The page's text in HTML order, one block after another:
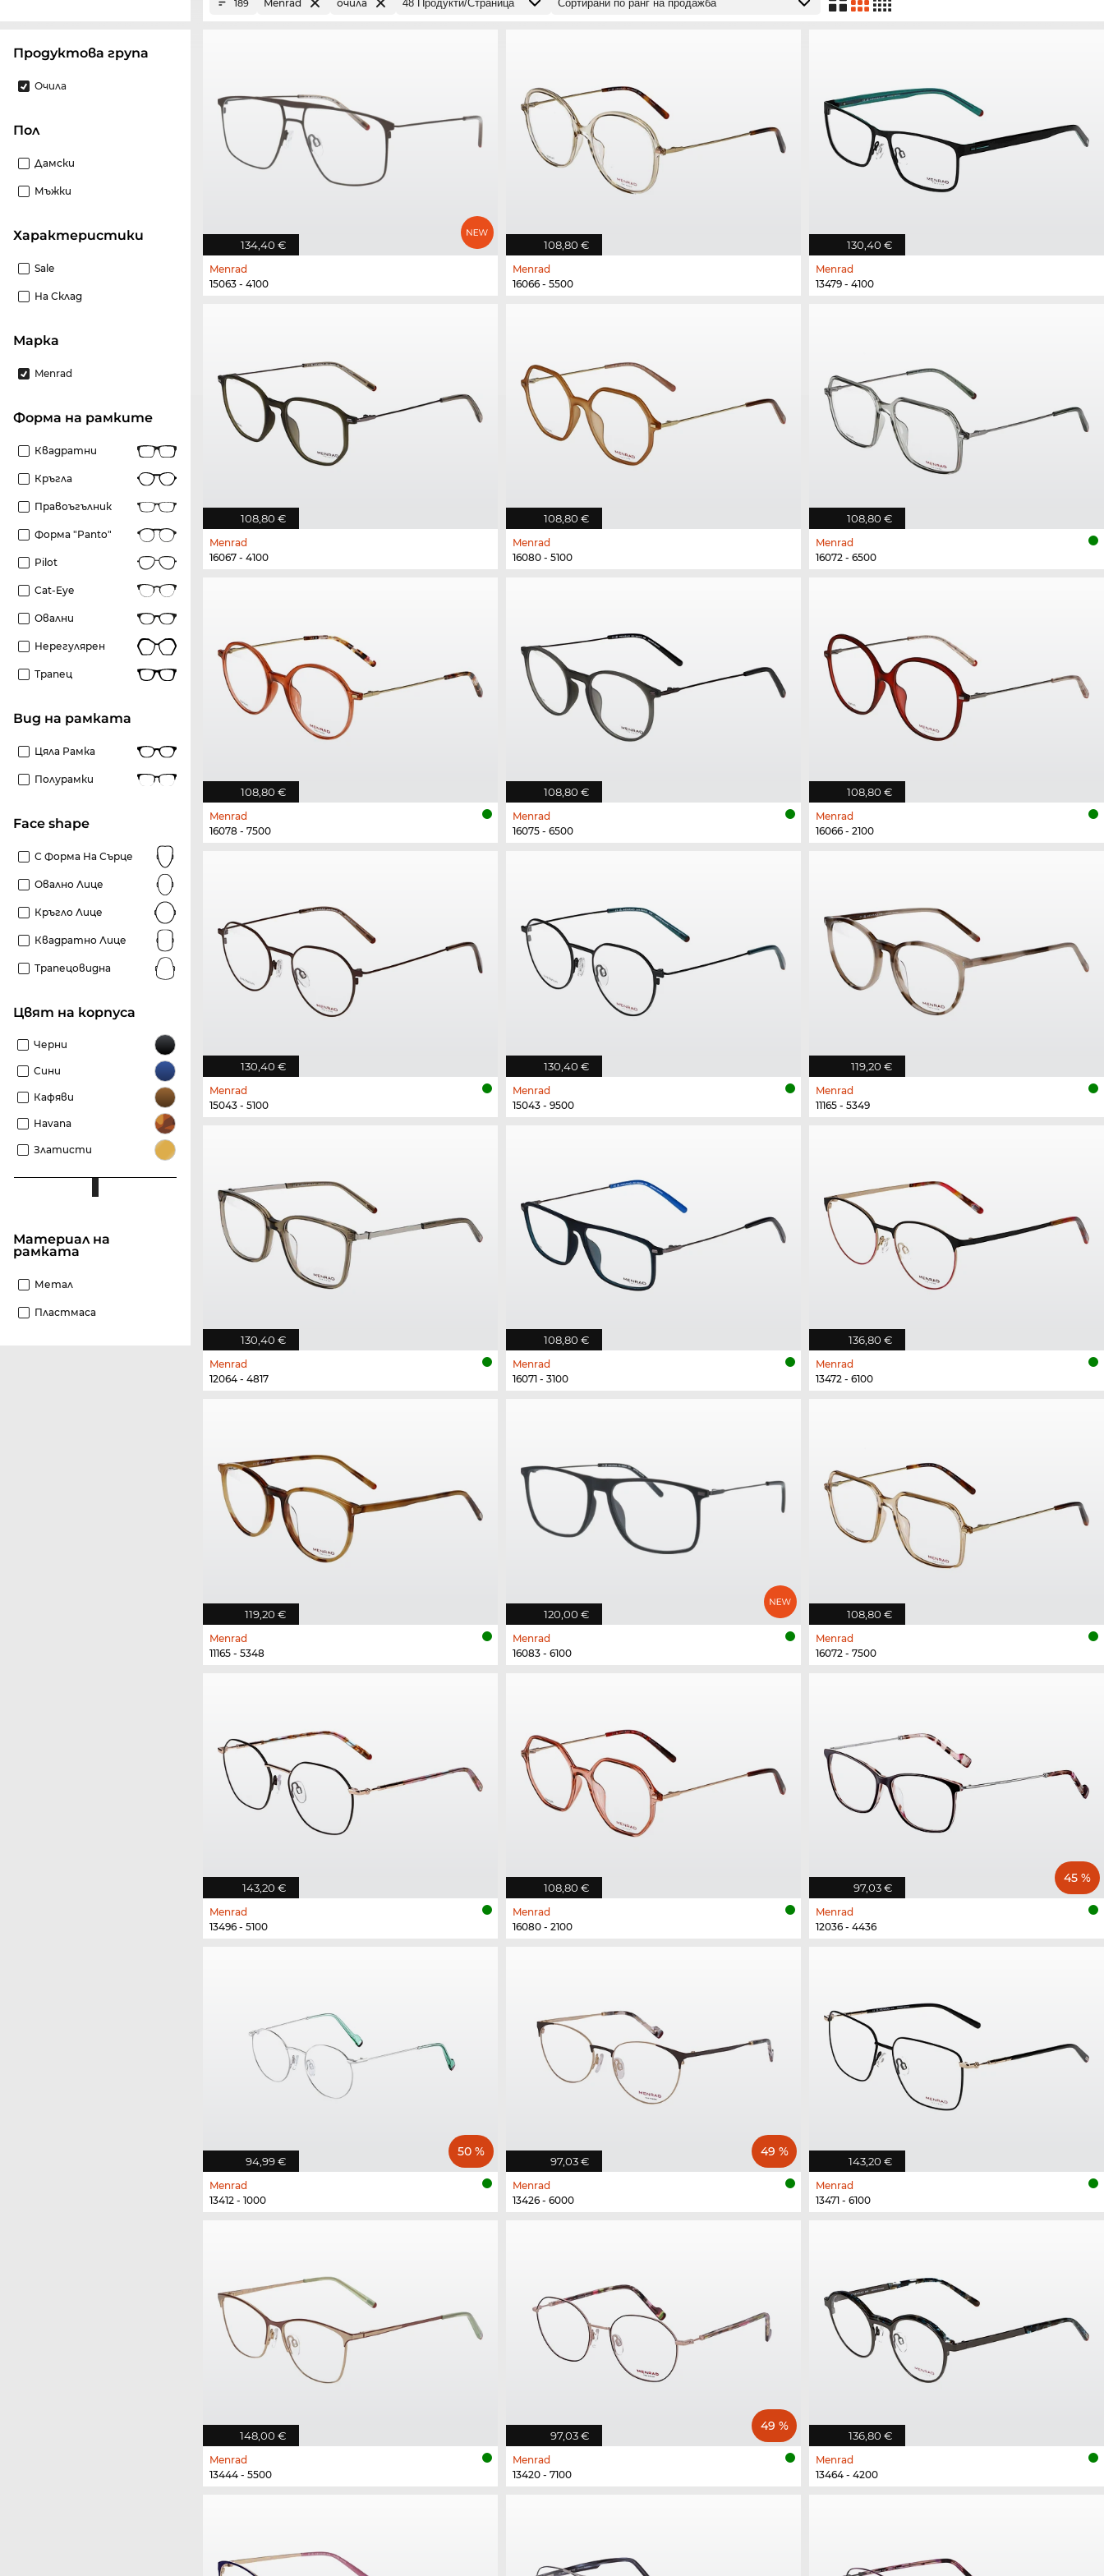
Продуктова група
Очила
Пол
Дамски
Мъжки
Характеристики
Sale
На Склад
Марка
Menrad
Форма на рамките
Квадратни
Кръгла
Правоъгълник
Форма "panto"
Pilot
Cat-Eye
Овални
Нерегулярен
Трапец
Вид на рамката
Цяла Рамка
Полурамки
Face shape
С Форма На Сърце
Овално Лице
Кръгло Лице
Квадратно Лице
Трапецовидна
Цвят на корпуса
Черни
Сини
Кафяви
Havana
Златисти
материал на
рамката
Метал
Пластмаса
189 Menrad очила
134,40 €
Menrad
15063 - 4100
108,80 €
Menrad
16066 - 5500
130,40 €
Menrad
13479 - 4100
108,80 €
Menrad
16067 - 4100
108,80 €
Menrad
16080 - 5100
108,80 €
Menrad
16072 - 6500
108,80 €
Menrad
16078 - 7500
108,80 €
Menrad
16075 - 6500
108,80 €
Menrad
16066 - 2100
130,40 €
Menrad
15043 - 5100
130,40 €
Menrad
15043 - 9500
119,20 €
Menrad
11165 - 5349
130,40 €
Menrad
12064 - 4817
108,80 €
Menrad
16071 - 3100
136,80 €
Menrad
13472 - 6100
119,20 €
Menrad
11165 - 5348
120,00 €
Menrad
16083 - 6100
108,80 €
Menrad
16072 - 7500
143,20 €
Menrad
13496 - 5100
108,80 €
Menrad
16080 - 2100
97,03 €
45 %
Menrad
12036 - 4436
94,99 €
50 %
Menrad
13412 - 1000
97,03 €
49 %
Menrad
13426 - 6000
143,20 €
Menrad
13471 - 6100
148,00 €
Menrad
13444 - 5500
97,03 €
49 %
Menrad
13420 - 7100
136,80 €
Menrad
13464 - 4200